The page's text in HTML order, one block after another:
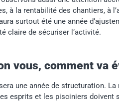
à la rentabilité des chantiers, à
surtout été une année
claire de sécuriser l’activité.
vous, comment va
une année de structuration.
esprits et les pisciniers doivent